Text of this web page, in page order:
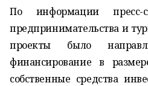
По информации пресс-
предпринимательства и
проекты было
финансирование в
собственные средства